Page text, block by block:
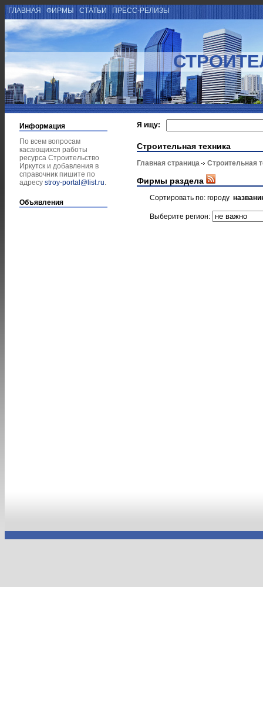
ГЛАВНАЯ ФИРМЫ СТАТЬИ ПРЕСС-РЕЛИЗЫ
Информация
По всем вопросам
касающихся работы
ресурса Строительство
Иркутск и добавления в
справочник пишите по
адресу stroy-portal@list.ru.
Объявления
Я ищу:
Строительная техника
Главная страница Строительная
Фирмы раздела
Сортировать по: городу
Выберите регион: